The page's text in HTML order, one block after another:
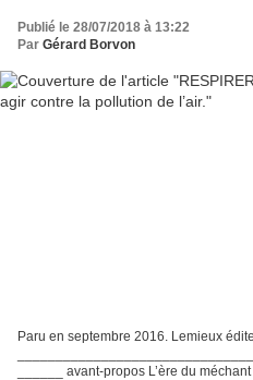
Publié le 28/07/2018 à 13:22
Par Gérard Borvon
Paru en septembre 2016. Lemieux
______ avant-propos L’ère du